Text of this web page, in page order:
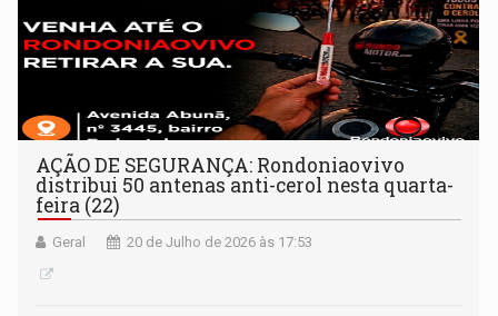
AÇÃO DE SEGURANÇA: Rondoniaovivo
distribui 50 antenas anti-cerol nesta quarta-
feira (22)
Geral 20 de Julho de 2026 às 17:53